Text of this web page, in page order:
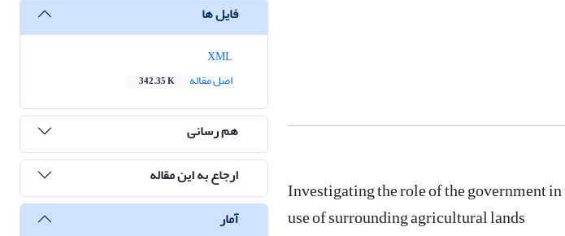
Investigating the role of the government
use of surrounding agricultural lands
فایل ها
اصل مقاله
342.35 K
هم رسانی
ارجاع به این مقاله
آمار